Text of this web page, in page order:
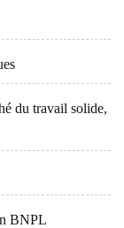
du travail solide,
BNPL